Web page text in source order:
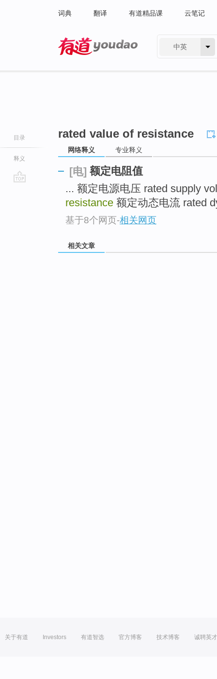
词典 翻译 有道精品课 云笔记
中英
目录
释义
rated value of resistance
网络释义 专业释义
[电] 额定电阻值
... 额定电源电压 rated supply
resistance 额定动态电流 rated
基于8个网页-相关网页
相关文章
关于有道 Investors 有道智选 官方博客 技术博客 诚聘英才